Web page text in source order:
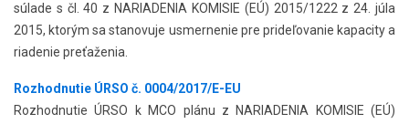
súlade s čl. 40 z NARIADENIA KOMISIE (EÚ) 2015/1222 z 24. júla
2015, ktorým sa stanovuje usmernenie pre prideľovanie kapacity a
riadenie preťaženia.
Rozhodnutie ÚRSO č. 0004/2017/E-EU
Rozhodnutie ÚRSO k MCO plánu z NARIADENIA KOMISIE (EÚ)